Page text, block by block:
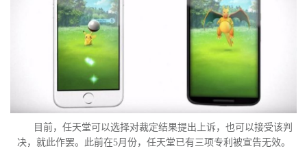
目前，任天堂可以选择对裁定结果提出上诉，也可以接受该判
决，就此作罢。此前在5月份，任天堂已有三项专利被宣告无效。